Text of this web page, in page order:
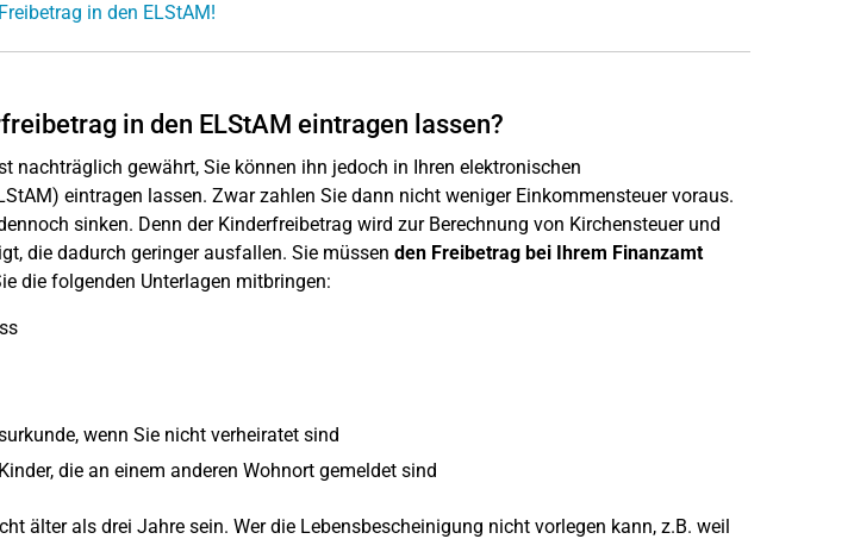
in den ELStAM!
in den ELStAM eintragen lassen?
nachträglich gewährt, Sie können ihn jedoch in Ihren elektronischen
eintragen lassen. Zwar zahlen Sie dann nicht weniger Einkommensteuer voraus.
sinken. Denn der Kinderfreibetrag wird zur Berechnung von Kirchensteuer und
die dadurch geringer ausfallen. Sie müssen den Freibetrag bei Ihrem Finanzamt
die folgenden Unterlagen mitbringen:
wenn Sie nicht verheiratet sind
die an einem anderen Wohnort gemeldet sind
älter als drei Jahre sein. Wer die Lebensbescheinigung nicht vorlegen kann, z.B. weil